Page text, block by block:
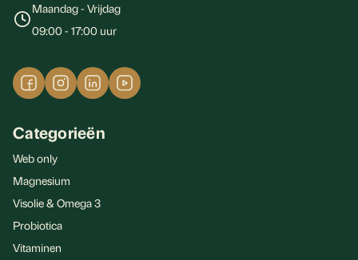
Maandag - Vrijdag
09:00 - 17:00 uur
Categorieën
Web only
Magnesium
Visolie & Omega 3
Probiotica
Vitaminen